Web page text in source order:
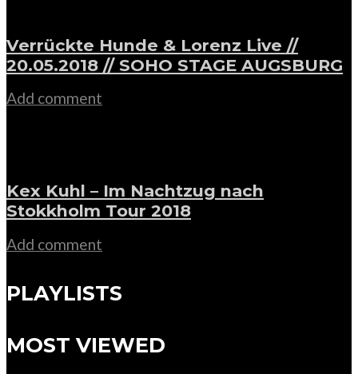
Verrückte Hunde & Lorenz Live //
20.05.2018 // SOHO STAGE AUGSBURG
Add comment
Kex Kuhl – Im Nachtzug nach
Stokkholm Tour 2018
Add comment
PLAYLISTS
MOST VIEWED